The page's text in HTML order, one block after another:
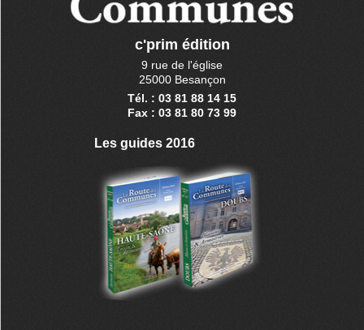
c'prim édition
9 rue de l'église
25000 Besançon
Tél. : 03 81 88 14 15
Fax : 03 81 80 73 99
Les guides 2016